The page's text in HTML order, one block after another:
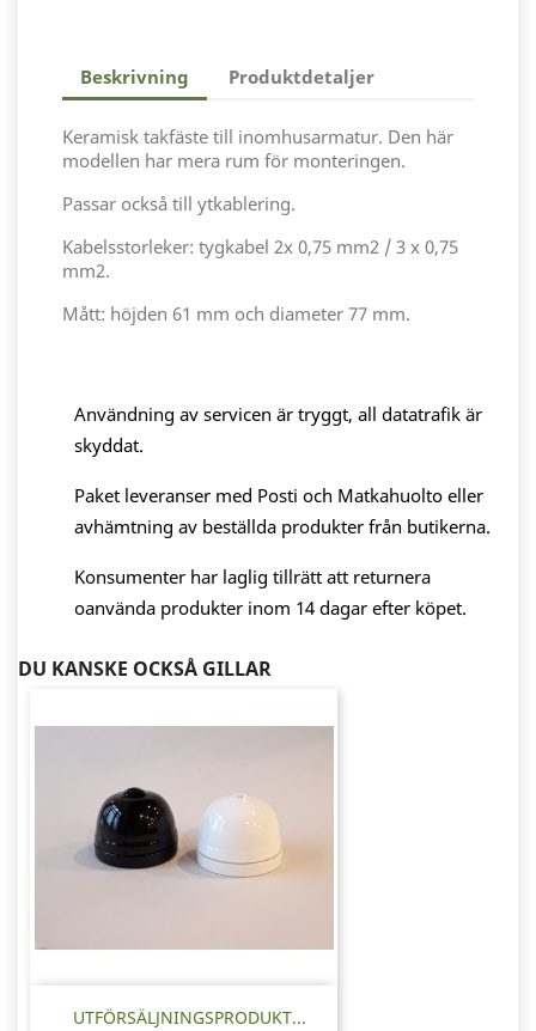
Beskrivning Produktdetaljer
Keramisk takfäste till inomhusarmatur. Den här
modellen har mera rum för monteringen.
Passar också till ytkablering.
Kabelsstorleker: tygkabel 2x 0,75 mm2 / 3 x 0,75
mm2.
Mått: höjden 61 mm och diameter 77 mm.
Användning av servicen är tryggt, all datatrafik är
skyddat.
Paket leveranser med Posti och Matkahuolto eller
avhämtning av beställda produkter från butikerna.
Konsumenter har laglig tillrätt att returnera
oanvända produkter inom 14 dagar efter köpet.
DU KANSKE OCKSÅ GILLAR
UTFÖRSÄLJNINGSPRODUKT...